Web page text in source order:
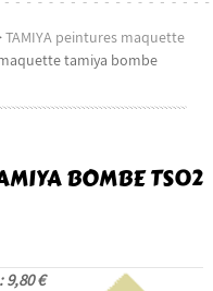
TAMIYA peintures maquette
tamiya bombe
BOMBE TS02
9,80 €